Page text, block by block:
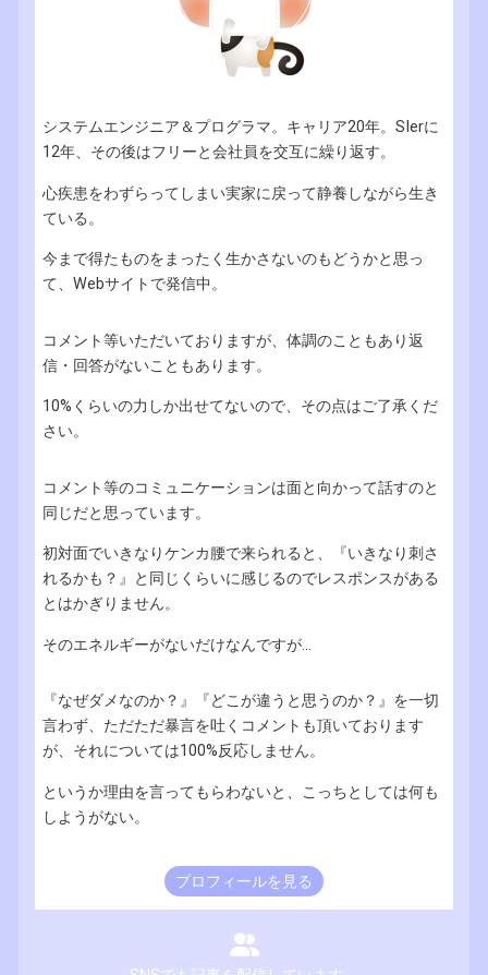
システムエンジニア＆プログラマ。キャリア20年。SIerに
12年、その後はフリーと会社員を交互に繰り返す。
心疾患をわずらってしまい実家に戻って静養しながら生き
ている。
今まで得たものをまったく生かさないのもどうかと思っ
て、Webサイトで発信中。
コメント等いただいておりますが、体調のこともあり返
信・回答がないこともあります。
10%くらいの力しか出せてないので、その点はご了承くだ
さい。
コメント等のコミュニケーションは面と向かって話すのと
同じだと思っています。
初対面でいきなりケンカ腰で来られると、『いきなり刺さ
れるかも？』と同じくらいに感じるのでレスポンスがある
とはかぎりません。
そのエネルギーがないだけなんですが...
『なぜダメなのか？』『どこが違うと思うのか？』を一切
言わず、ただただ暴言を吐くコメントも頂いております
が、それについては100%反応しません。
というか理由を言ってもらわないと、こっちとしては何も
しようがない。
プロフィールを見る